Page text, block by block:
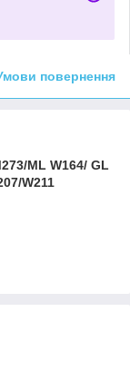
повернення
ML W164/ GL
W211